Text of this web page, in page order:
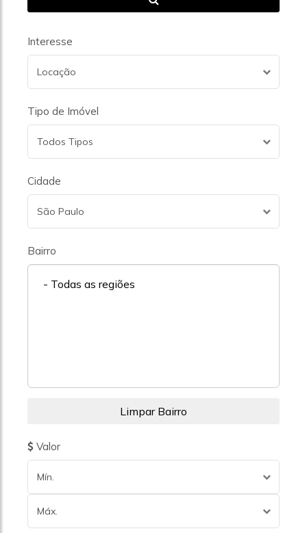
Interesse
Locação
Tipo de Imóvel
Todos Tipos
Cidade
São Paulo
Bairro
- Todas as regiões
Valor
Mín.
Máx.